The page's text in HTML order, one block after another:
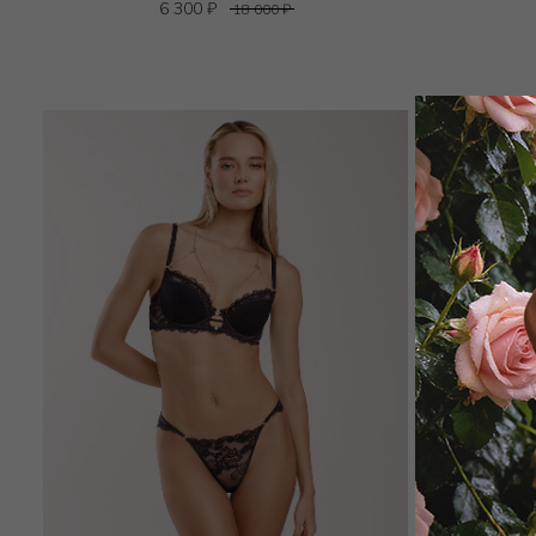
6 300₽ 18 000₽